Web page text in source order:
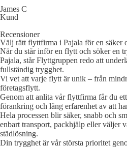
James C
Kund
Recensioner
Välj rätt flyttfirma i Pajala för en säker
När du står inför en flytt och söker en
Pajala, står Flyttgruppen redo att
fullständig trygghet.
Vi vet att varje flytt är unik – från
företagsflytt.
Genom att anlita vår flyttfirma får du
förankring och lång erfarenhet av att
Hela processen blir säker, snabb och
enbart transport, packhjälp eller väljer
städlösning.
Din trygghet är vår största prioritet